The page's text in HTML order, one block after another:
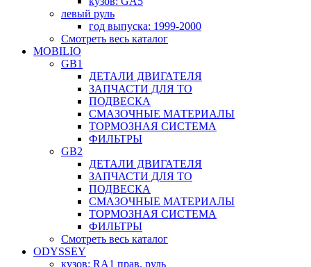
левый руль
год выпуска: 1999-2000
Смотреть весь каталог
MOBILIO
GB1
ДЕТАЛИ ДВИГАТЕЛЯ
ЗАПЧАСТИ ДЛЯ ТО
ПОДВЕСКА
СМАЗОЧНЫЕ МАТЕРИАЛЫ
ТОРМОЗНАЯ СИСТЕМА
ФИЛЬТРЫ
GB2
ДЕТАЛИ ДВИГАТЕЛЯ
ЗАПЧАСТИ ДЛЯ ТО
ПОДВЕСКА
СМАЗОЧНЫЕ МАТЕРИАЛЫ
ТОРМОЗНАЯ СИСТЕМА
ФИЛЬТРЫ
Смотреть весь каталог
ODYSSEY
кузов: RA1 прав. руль